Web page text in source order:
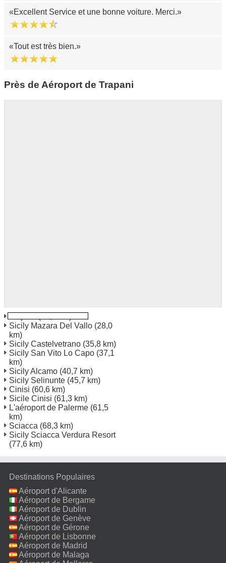
Excellent Service et une bonne voiture. Merci.
Tout est très bien.
Près de Aéroport de Trapani
Sicily Mazara Del Vallo (28,0
km)
Sicily Castelvetrano (35,8 km)
Sicily San Vito Lo Capo (37,1
km)
Sicily Alcamo (40,7 km)
Sicily Selinunte (45,7 km)
Cinisi (60,6 km)
Sicile Cinisi (61,3 km)
L'aéroport de Palerme (61,5
km)
Sciacca (68,3 km)
Sicily Sciacca Verdura Resort
(77,6 km)
Destinations Populaires
Aéroport d'Alicante
Aéroport de Bergame
Aéroport de Dublin
Aéroport de Genève
Aéroport de Gérone
Aéroport de Lisbonne
Aéroport de Madrid
Aéroport de Malaga